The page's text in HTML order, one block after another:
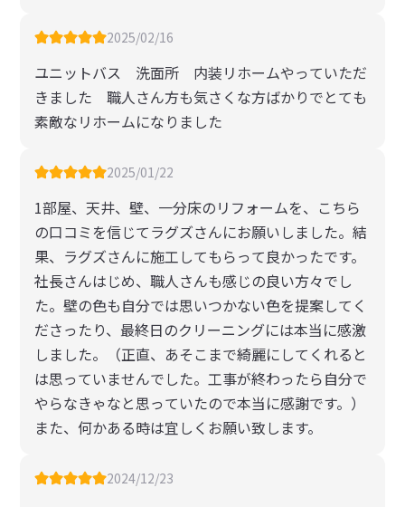
2025/02/16
ユニットバス 洗面所 内装リホームやっていただ
きました 職人さん方も気さくな方ばかりでとても
素敵なリホームになりました
2025/01/22
1部屋、天井、壁、一分床のリフォームを、こちら
の口コミを信じてラグズさんにお願いしました。結
果、ラグズさんに施工してもらって良かったです。
社長さんはじめ、職人さんも感じの良い方々でし
た。壁の色も自分では思いつかない色を提案してく
ださったり、最終日のクリーニングには本当に感激
しました。（正直、あそこまで綺麗にしてくれると
は思っていませんでした。工事が終わったら自分で
やらなきゃなと思っていたので本当に感謝です。）
また、何かある時は宜しくお願い致します。
2024/12/23